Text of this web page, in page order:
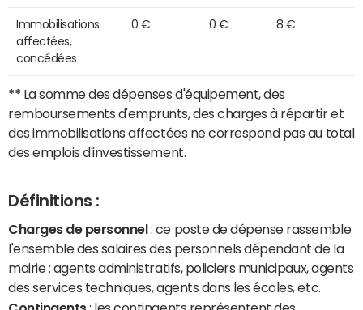
Immobilisations
affectées,
concédées
0 € 0 € 8 €
** La somme des dépenses d'équipement, des
remboursements d'emprunts, des charges à répartir et
des immobilisations affectées ne correspond pas au total
des emplois d'investissement.
Définitions :
Charges de personnel : ce poste de dépense rassemble
l'ensemble des salaires des personnels dépendant de la
mairie : agents administratifs, policiers municipaux, agents
des services techniques, agents dans les écoles, etc.